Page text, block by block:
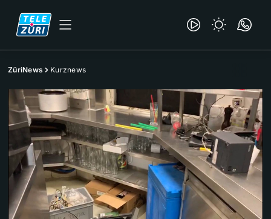
ZüriNews Kurznews